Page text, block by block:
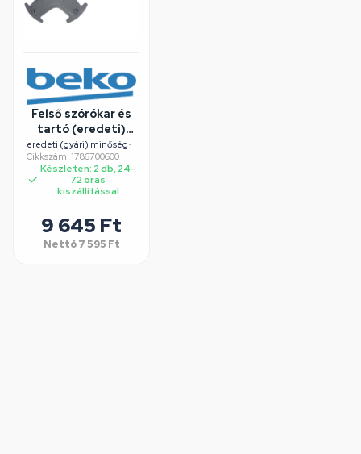
Felső szórókar és
tartó (eredeti)
BEKO
mosogatógép
eredeti (gyári) minőség•
Cikkszám: 1786700600
Készleten: 2 db, 24-
72 órás
kiszállítással
9 645 Ft
Nettó 7 595 Ft